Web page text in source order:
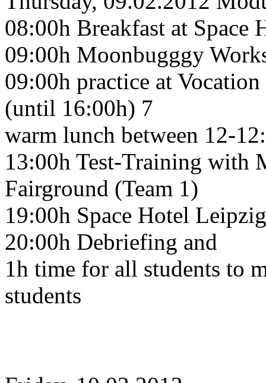
08:00h Breakfast at Space
09:00h Moonbugggy
09:00h practice at
(until 16:00h) 7
warm lunch between 12-
13:00h Test-Training with
Fairground (Team 1)
19:00h Space Hotel
20:00h Debriefing and
1h time for all students to
students